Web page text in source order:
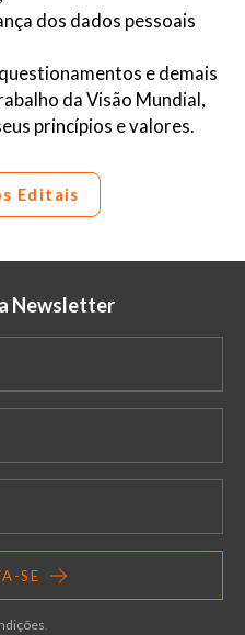
dos dados pessoais
e demais
da Visão Mundial,
princípios e valores.
Editais
Newsletter
SE
.